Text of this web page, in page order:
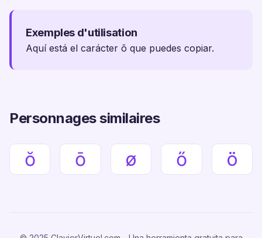
Exemples d'utilisation
Aquí está el carácter õ que puedes copiar.
Personnages similaires
ŏ ō ø ő ö